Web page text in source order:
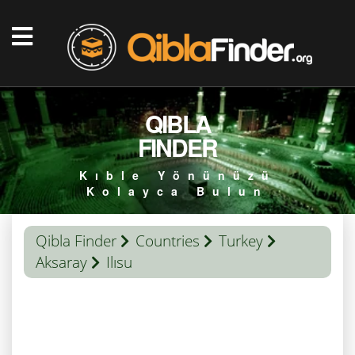
QIBLA
FINDER
Kıble Yönünüzü
Kolayca Bulun
Qibla Finder Countries
Turkey
Aksaray
Ilısu